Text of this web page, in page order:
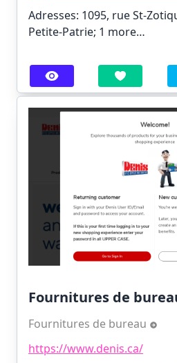
Adresses: 1095, rue St-
Petite-Patrie; 1 more…
Fournitures de
Fournitures de bureau
https://www.denis.ca/